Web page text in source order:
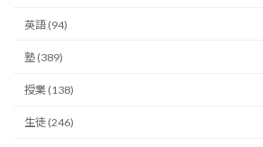
英語 (94)
塾 (389)
授業 (138)
生徒 (246)